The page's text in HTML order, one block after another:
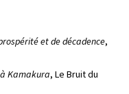
et de décadence,
Kamakura, Le Bruit du